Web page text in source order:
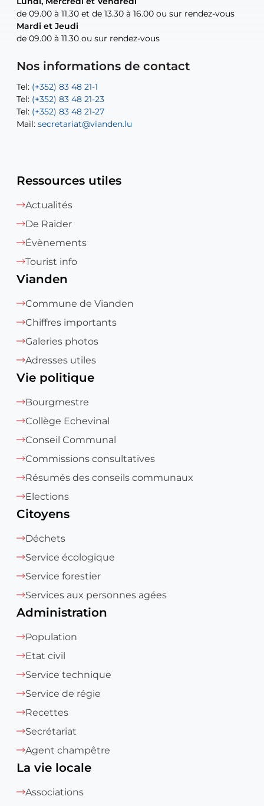
de 09.00 à 11.30 et de 13.30 à 16.00 ou sur rendez-vous
Mardi et Jeudi
de 09.00 à 11.30 ou sur rendez-vous
Nos informations de contact
Tel: (+352) 83 48 21-1
Tel: (+352) 83 48 21-23
Tel: (+352) 83 48 21-27
Mail: secretariat@vianden.lu
de 09.00 à 11.30 et de 13.30 à 16.00 ou sur rendez-vous
Mardi et Jeudi
de 09.00 à 11.30 ou sur rendez-vous
Tel: (+352) 83 48 21-20
Tel: (+352) 83 48 21-22
Mail:sofia.carvalho@vianden.lu
Mail: diane.storn@vianden.lu
Mail:recette@vianden.lu
Tel:(+352) 83 48 21-31
Tel:Permanence (Fuite d’eau) : 83 48 21 61
Ressources utiles
Actualités
De Raider
Évènements
Tourist info
Vianden
Commune de Vianden
Chiffres importants
Galeries photos
Adresses utiles
Vie politique
Bourgmestre
Collège Echevinal
Conseil Communal
Commissions consultatives
Résumés des conseils communaux
Elections
Citoyens
Déchets
Service écologique
Service forestier
Services aux personnes agées
Administration
Population
Etat civil
Service technique
Service de régie
Recettes
Secrétariat
Agent champêtre
La vie locale
Associations